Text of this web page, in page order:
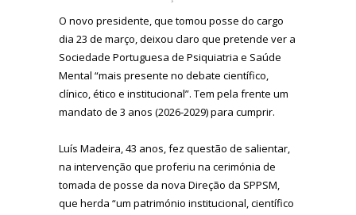
O novo presidente, que tomou posse do cargo
dia 23 de março, deixou claro que pretende ver a
Sociedade Portuguesa de Psiquiatria e Saúde
Mental “mais presente no debate científico,
clínico, ético e institucional”. Tem pela frente um
mandato de 3 anos (2026-2029) para cumprir.
Luís Madeira, 43 anos, fez questão de salientar,
na intervenção que proferiu na cerimónia de
tomada de posse da nova Direção da SPPSM,
que herda “um património institucional, científico